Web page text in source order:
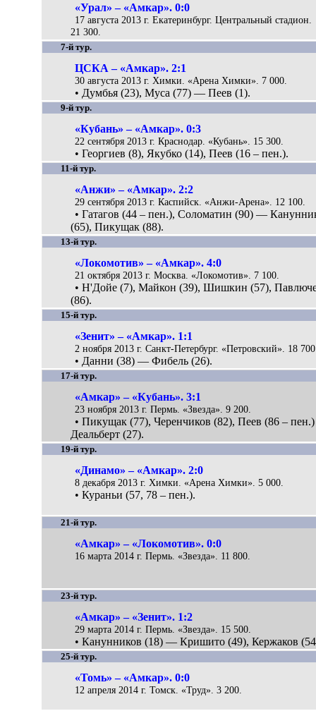
«Урал» – «Амкар». 0:0
17 августа 2013 г. Екатеринбург. Центральный стадион.
21 300.
7-й тур.
ЦСКА – «Амкар». 2:1
30 августа 2013 г. Химки. «Арена Химки». 7 000.
• Думбья (23), Муса (77) — Пеев (1).
9-й тур.
«Кубань» – «Амкар». 0:3
22 сентября 2013 г. Краснодар. «Кубань». 15 300.
• Георгиев (8), Якубко (14), Пеев (16 – пен.).
11-й тур.
«Анжи» – «Амкар». 2:2
29 сентября 2013 г. Каспийск. «Анжи-Арена». 12 100.
• Гатагов (44 – пен.), Соломатин (90) —
(65), Пикущак (88).
13-й тур.
«Локомотив» – «Амкар». 4:0
21 октября 2013 г. Москва. «Локомотив». 7 100.
• Н'Дойе (7), Майкон (39), Шишкин (57),
(86).
15-й тур.
«Зенит» – «Амкар». 1:1
2 ноября 2013 г. Санкт-Петербург. «Петровский». 18
• Данни (38) — Фибель (26).
17-й тур.
«Амкар» – «Кубань». 3:1
23 ноября 2013 г. Пермь. «Звезда». 9 200.
• Пикущак (77), Черенчиков (82), Пеев (86 –
Деальберт (27).
19-й тур.
«Динамо» – «Амкар». 2:0
8 декабря 2013 г. Химки. «Арена Химки». 5 000.
• Кураньи (57, 78 – пен.).
21-й тур.
«Амкар» – «Локомотив». 0:0
16 марта 2014 г. Пермь. «Звезда». 11 800.
23-й тур.
«Амкар» – «Зенит». 1:2
29 марта 2014 г. Пермь. «Звезда». 15 500.
• Канунников (18) — Кришито (49), Кержаков
25-й тур.
«Томь» – «Амкар». 0:0
12 апреля 2014 г. Томск. «Труд». 3 200.